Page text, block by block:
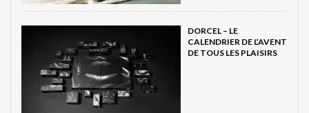
DORCEL – LE
CALENDRIER DE L’AVENT
DE TOUS LES PLAISIRS